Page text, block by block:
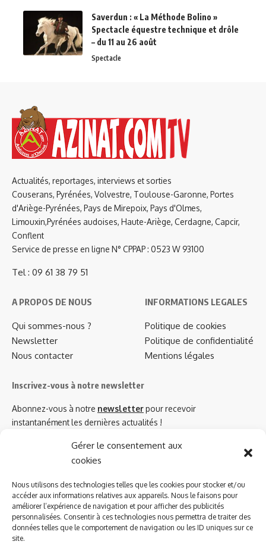
Gérer le consentement aux
cookies
Nous utilisons des technologies telles que les cookies pour stocker et/ou
accéder aux informations relatives aux appareils. Nous le faisons pour
améliorer l’expérience de navigation et pour afficher des publicités
personnalisées. Consentir à ces technologies nous permettra de traiter des
données telles que le comportement de navigation ou les ID uniques sur ce
site.
Saverdun : « La Méthode Bolino »
Spectacle équestre technique et drôle
– du 11 au 26 août
Spectacle
Actualités, reportages, interviews et sorties
Couserans, Pyrénées, Volvestre, Toulouse-Garonne, Portes
d'Ariège-Pyrénées, Pays de Mirepoix, Pays d'Olmes,
Limouxin,Pyrénées audoises, Haute-Ariège, Cerdagne, Capcir,
Conflent
Service de presse en ligne N° CPPAP : 0523 W 93100
Tel : 09 61 38 79 51
A PROPOS DE NOUS
Qui sommes-nous ?
Newsletter
Nous contacter
INFORMATIONS LEGALES
Politique de cookies
Politique de confidentialité
Mentions légales
Inscrivez-vous à notre newsletter
Abonnez-vous à notre newsletterpour recevoir
instantanément les dernières actualités !
Azinat.com TV soutient